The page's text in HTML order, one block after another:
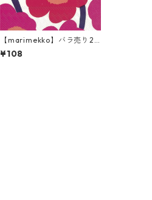
【marimekko】バラ売り2
枚 カクテルサイズ ペーパー
ナプキン UNIKKO ホワイト
¥108